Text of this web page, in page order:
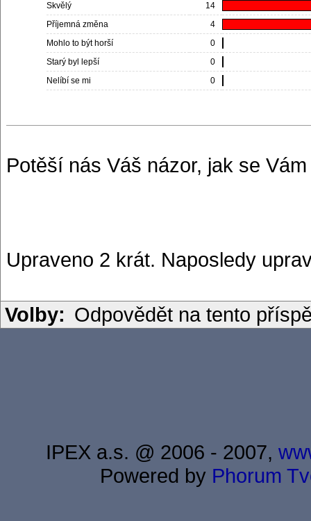
Skvělý
14
Příjemná změna
4
Mohlo to být horší
0
Starý byl lepší
0
Nelíbí se mi
0
Potěší nás Váš názor, jak se
Upraveno 2 krát. Naposledy
Volby: Odpovědět na tento
IPEX a.s. @ 2006 - 2007,
Powered by Phorum